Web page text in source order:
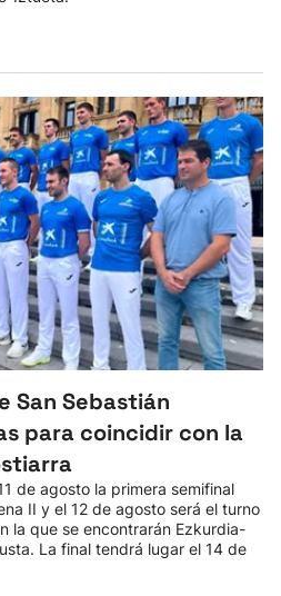
San Sebastián
para coincidir con la
de agosto la primera semifinal
II y el 12 de agosto será el turno
la que se encontrarán Ezkurdia-
La final tendrá lugar el 14 de